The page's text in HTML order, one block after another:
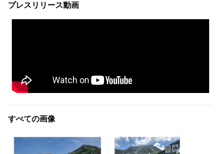
プレスリリース動画
すべての画像